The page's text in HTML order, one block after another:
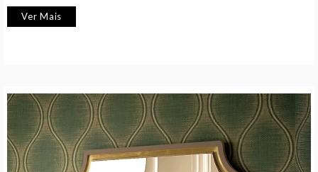
Ver Mais